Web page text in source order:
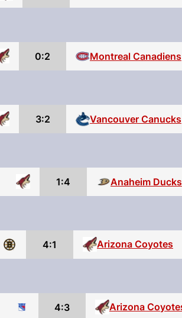
0:2 Montreal Canadiens
3:2 Vancouver Canucks
1:4 Anaheim Ducks
4:1 Arizona Coyotes
4:3 Arizona